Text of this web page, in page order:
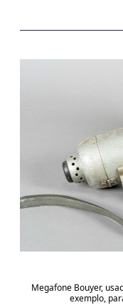
Megafone Bouyer,
exemplo,